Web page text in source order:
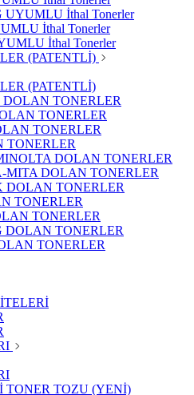
UYUMLU İthal Tonerler
İthal Tonerler
İthal Tonerler
(PATENTLİ)
(PATENTLİ)
DOLAN TONERLER
TONERLER
TONERLER
TONERLER
DOLAN TONERLER
MITA DOLAN TONERLER
DOLAN TONERLER
TONERLER
TONERLER
DOLAN TONERLER
TONERLER
TONER TOZU (YENİ)